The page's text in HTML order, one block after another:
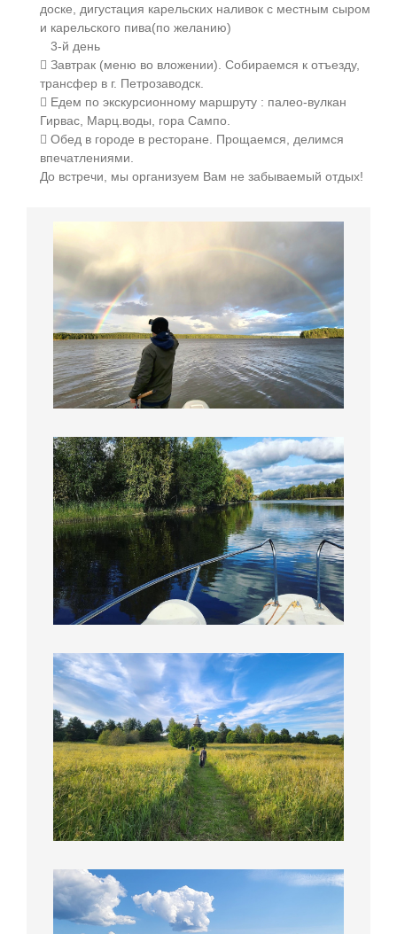
доске, дигустация карельских наливок с местным сыром
и карельского пива(по желанию)
3-й день
 Завтрак (меню во вложении). Собираемся к отъезду,
трансфер в г. Петрозаводск.
 Едем по экскурсионному маршруту : палео-вулкан
Гирвас, Марц.воды, гора Сампо.
 Обед в городе в ресторане. Прощаемся, делимся
впечатлениями.
До встречи, мы организуем Вам не забываемый отдых!